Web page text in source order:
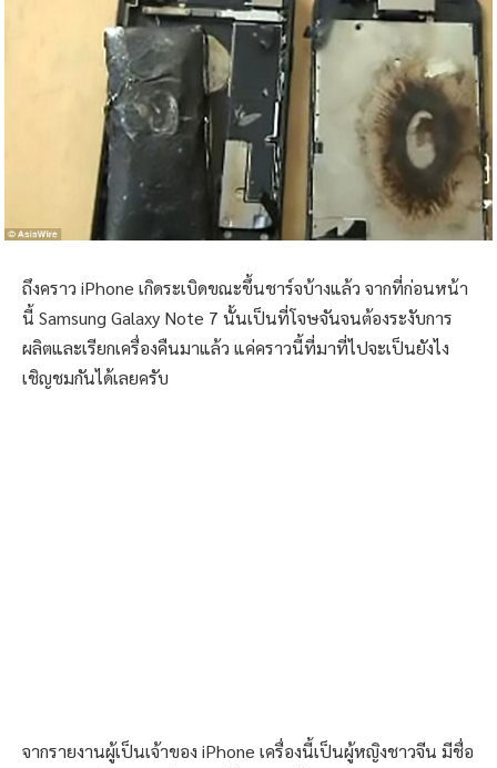
ถึงคราว iPhone เกิดระเบิดขณะขึ้นชาร์จบ้างแล้ว จากที่ก่อนหน้า
นี้ Samsung Galaxy Note 7 นั้นเป็นที่โจษจันจนต้องระงับการ
ผลิตและเรียกเครื่องคืนมาแล้ว แค่คราวนี้ที่มาที่ไปจะเป็นยังไง
เชิญชมกันได้เลยครับ
จากรายงานผู้เป็นเจ้าของ iPhone เครื่องนี้เป็นผู้หญิงชาวจีน มีชื่อ